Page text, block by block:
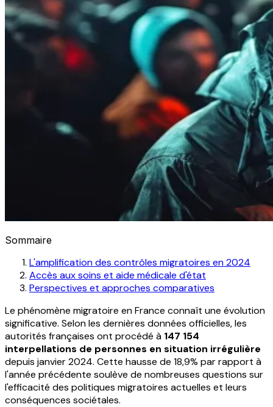
Sommaire
L'amplification des contrôles migratoires en 2024
Accès aux soins et aide médicale d'état
Perspectives et approches comparatives
Le phénomène migratoire en France connaît une évolution
significative. Selon les dernières données officielles, les
autorités françaises ont procédé à 147 154
interpellations de personnes en situation irrégulière
depuis janvier 2024. Cette hausse de 18,9% par rapport à
l'année précédente soulève de nombreuses questions sur
l'efficacité des politiques migratoires actuelles et leurs
conséquences sociétales.